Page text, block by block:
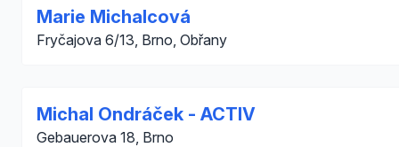
Marie Michalcová
Fryčajova 6/13, Brno, Obřany
Michal Ondráček - ACTIV
Gebauerova 18, Brno